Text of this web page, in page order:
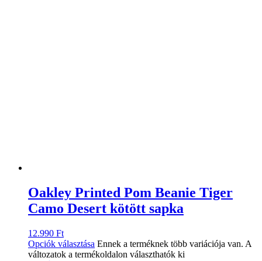
Oakley Printed Pom Beanie Tiger
Camo Desert kötött sapka
12.990 Ft
Opciók választása Ennek a terméknek több variációja van. A
változatok a termékoldalon választhatók ki